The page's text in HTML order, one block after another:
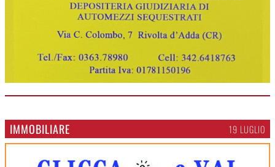
IMMOBILIARE 19 LUGLIO